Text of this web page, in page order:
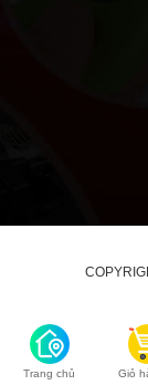
Trang chủ Giỏ